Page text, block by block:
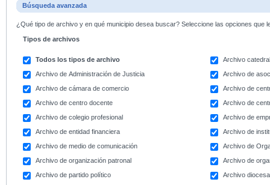
Búsqueda avanzada
¿Qué tipo de archivo y en qué municipio desea buscar? Seleccione las opciones que
Tipos de archivos
Todos los tipos de archivo
Archivo
Archivo de Administración de Justicia
Archivo de
Archivo de cámara de comercio
Archivo de
Archivo de centro docente
Archivo de
Archivo de colegio profesional
Archivo de
Archivo de entidad financiera
Archivo de
Archivo de medio de comunicación
Archivo de
Archivo de organización patronal
Archivo de
Archivo de partido político
Archivo